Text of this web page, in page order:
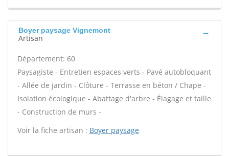
Boyer paysage Vignemont
Artisan
Département: 60
Paysagiste - Entretien espaces verts - Pavé autobloquant
- Allée de jardin - Clôture - Terrasse en béton / Chape -
Isolation écologique - Abattage d'arbre - Élagage et taille
- Construction de murs -
Voir la fiche artisan : Boyer paysage